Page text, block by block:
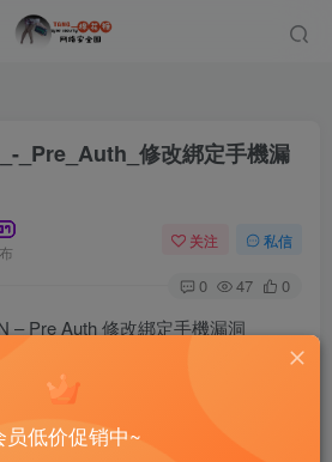
_Pre_Auth_修改綁定手機漏
关注 私信
0 47 0
– Pre Auth 修改綁定手機漏洞
员低价促销中~